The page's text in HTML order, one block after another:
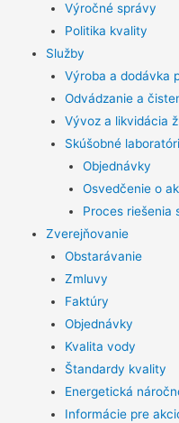
Výročné správy
Politika kvality
Služby
Výroba a dodávka
Odvádzanie a
Vývoz a likvidácia
Skúšobné
Objednávky
Osvedčenie o
Proces riešenia
Zverejňovanie
Obstarávanie
Zmluvy
Faktúry
Objednávky
Kvalita vody
Štandardy kvality
Energetická
Informácie pre